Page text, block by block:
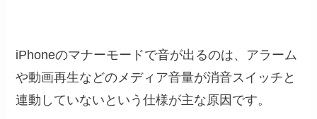
iPhoneのマナーモードで音が出るのは、アラーム
や動画再生などのメディア音量が消音スイッチと
連動していないという仕様が主な原因です。